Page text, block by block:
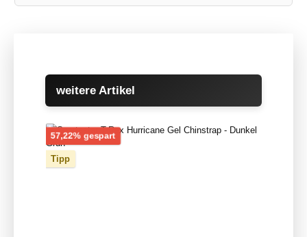
Produktgalerie überspringen
weitere Artikel
57,22% gespartRabatt
Tipp